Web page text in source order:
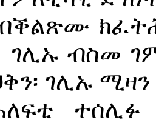
ገሊኡ ብስመ
ገሊኡ
ተሰሊፉ